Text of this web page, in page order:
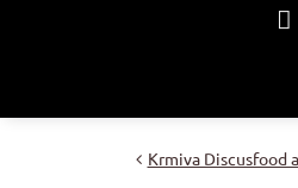
Krmiva Discusfood